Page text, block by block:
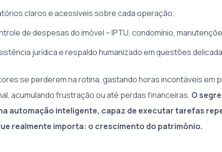
claros e acessíveis sobre cada operação;
de despesas do imóvel – IPTU, condomínio,
jurídica e respaldo humanizado em questões
se perderem na rotina, gastando horas incontáveis em
acumulando frustração ou até perdas financeiras. O
automação inteligente, capaz de executar tarefas
realmente importa: o crescimento do patrimônio.